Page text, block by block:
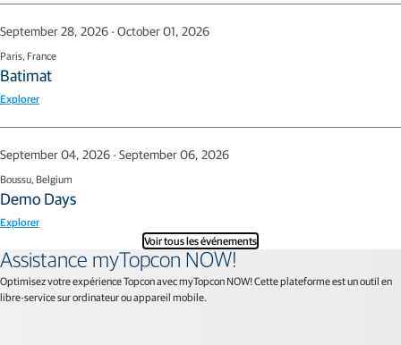
September 28, 2026 - October 01, 2026
Paris, France
Batimat
Explorer
September 04, 2026 - September 06, 2026
Boussu, Belgium
Demo Days
Explorer
Voir tous les événements
Assistance myTopcon NOW!
Optimisez votre expérience Topcon avec myTopcon NOW! Cette plateforme est un outil en
libre-service sur ordinateur ou appareil mobile.